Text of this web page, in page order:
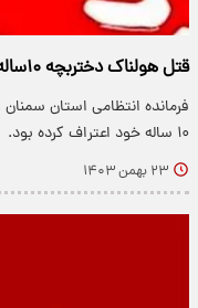
قتل هولناک دختربچه ۱۰ساله سمنانی به دست نامادری اش
فرمانده انتظامی استان
۱۰ ساله خود اعتراف کرده بود.
۲۳ بهمن ۱۴۰۳